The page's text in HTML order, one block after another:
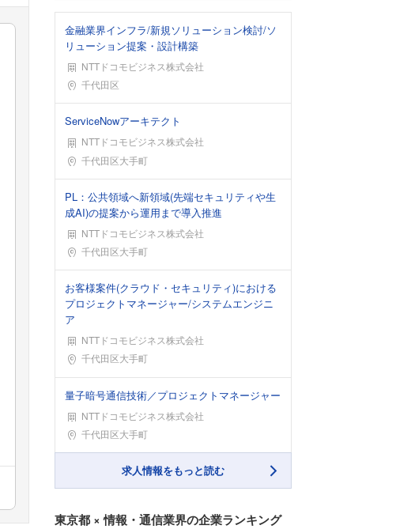
金融業界インフラ/新規ソリューション検討/ソ
リューション提案・設計構築
NTTドコモビジネス株式会社
勤務地千代田区
ServiceNowアーキテクト
NTTドコモビジネス株式会社
勤務地千代田区大手町
PL：公共領域へ新領域(先端セキュリティや生
成AI)の提案から運用まで導入推進
NTTドコモビジネス株式会社
勤務地千代田区大手町
お客様案件(クラウド・セキュリティ)における
プロジェクトマネージャー/システムエンジニ
ア
NTTドコモビジネス株式会社
勤務地千代田区大手町
量子暗号通信技術／プロジェクトマネージャー
NTTドコモビジネス株式会社
勤務地千代田区大手町
求人情報をもっと読む
東京都 ×情報・通信業界の企業ランキング